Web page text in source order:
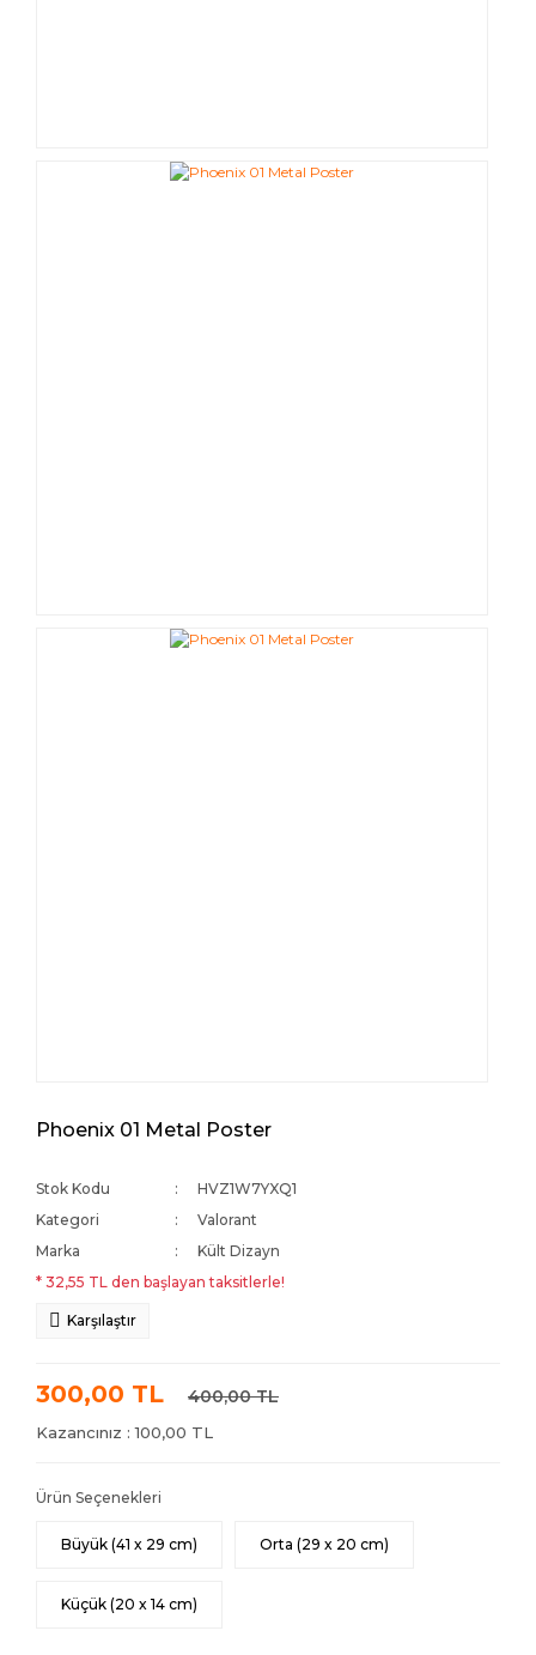
Phoenix 01 Metal Poster
Stok Kodu
HVZ1W7YXQ1
Kategori
Valorant
Marka
Kült Dizayn
* 32,55 TL den başlayan taksitlerle!
Karşılaştır
300,00 TL 400,00 TL
Kazancınız : 100,00 TL
Ürün Seçenekleri
Büyük (41 x 29 cm) Orta (29 x 20 cm)
Küçük (20 x 14 cm)